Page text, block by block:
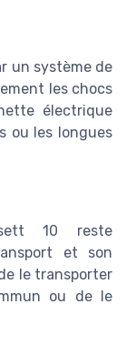
un système de
les chocs
électrique
ou les longues
10 reste
et son
le transporter
ou de le